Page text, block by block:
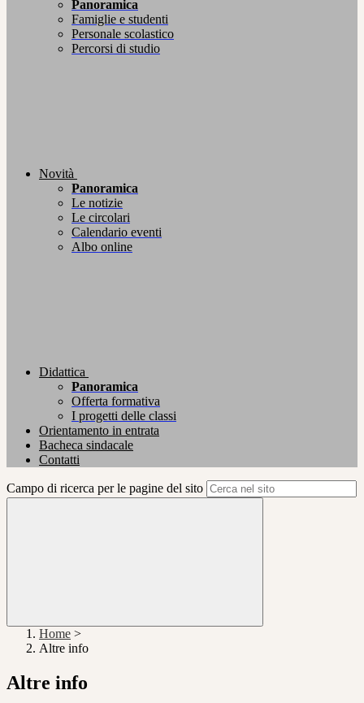
Panoramica
Famiglie e studenti
Personale scolastico
Percorsi di studio
Novità
Panoramica
Le notizie
Le circolari
Calendario eventi
Albo online
Didattica
Panoramica
Offerta formativa
I progetti delle classi
Orientamento in entrata
Bacheca sindacale
Contatti
Campo di ricerca per le pagine del sito
Home >
Altre info
Altre info